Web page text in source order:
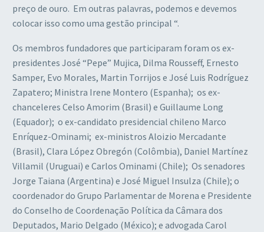
preço de ouro. Em outras palavras, podemos e devemos
colocar isso como uma gestão principal “.
Os membros fundadores que participaram foram os ex-
presidentes José “Pepe” Mujica, Dilma Rousseff, Ernesto
Samper, Evo Morales, Martin Torrijos e José Luis Rodríguez
Zapatero; Ministra Irene Montero (Espanha); os ex-
chanceleres Celso Amorim (Brasil) e Guillaume Long
(Equador); o ex-candidato presidencial chileno Marco
Enríquez-Ominami; ex-ministros Aloizio Mercadante
(Brasil), Clara López Obregón (Colômbia), Daniel Martínez
Villamil (Uruguai) e Carlos Ominami (Chile); Os senadores
Jorge Taiana (Argentina) e José Miguel Insulza (Chile); o
coordenador do Grupo Parlamentar de Morena e Presidente
do Conselho de Coordenação Política da Câmara dos
Deputados, Mario Delgado (México); e advogada Carol